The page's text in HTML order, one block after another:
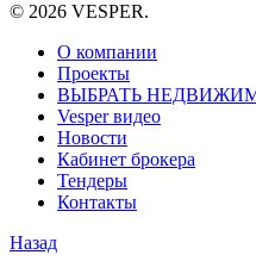
© 2026 VESPER.
О компании
Проекты
ВЫБРАТЬ
Vesper видео
Новости
Кабинет брокера
Тендеры
Контакты
Назад